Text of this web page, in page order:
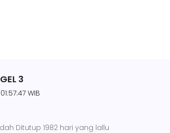
3
WIB
Ditutup 1982 hari yang lallu